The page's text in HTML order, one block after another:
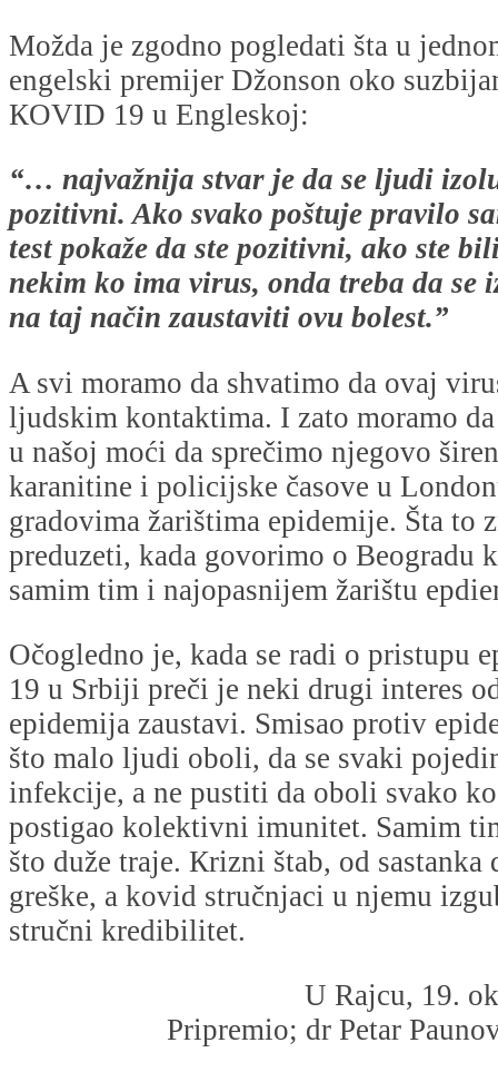
Možda je zgodno pogledati šta u
engelski premijer Džonson oko
КOVID 19 u Engleskoj:
“… najvažnija stvar je da se ljudi
pozitivni. Ako svako poštuje pravilo
test pokaže da ste pozitivni, ako ste
nekim ko ima virus, onda treba da se
na taj način zaustaviti ovu bolest.”
A svi moramo da shvatimo da ovaj
ljudskim kontaktima. I zato moramo
u našoj moći da sprečimo njegovo
karanitine i policijske časove u
gradovima žarištima epidemije. Šta to
preduzeti, kada govorimo o Beogradu
samim tim i najopasnijem žarištu
Očogledno je, kada se radi o pristupu
19 u Srbiji preči je neki drugi interes
epidemija zaustavi. Smisao protiv
što malo ljudi oboli, da se svaki
infekcije, a ne pustiti da oboli svako
postigao kolektivni imunitet. Samim
što duže traje. Кrizni štab, od sastanka
greške, a kovid stručnjaci u njemu
stručni kredibilitet.
U Rajcu, 19.
Pripremio; dr Petar